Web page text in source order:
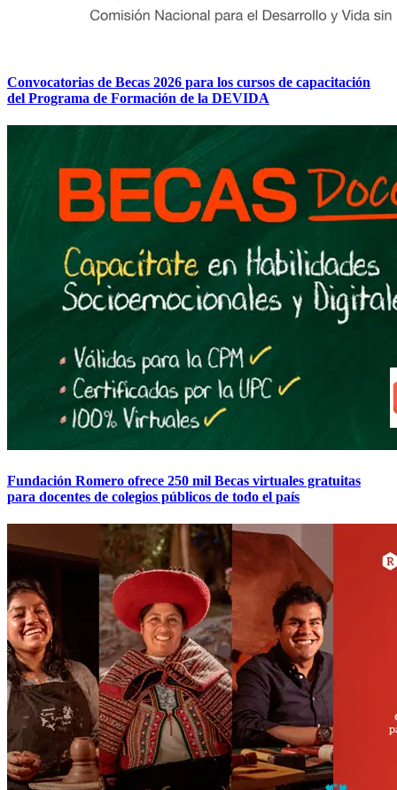
Convocatorias de Becas 2026 para los cursos de capacitación
del Programa de Formación de la DEVIDA
Fundación Romero ofrece 250 mil Becas virtuales gratuitas
para docentes de colegios públicos de todo el país